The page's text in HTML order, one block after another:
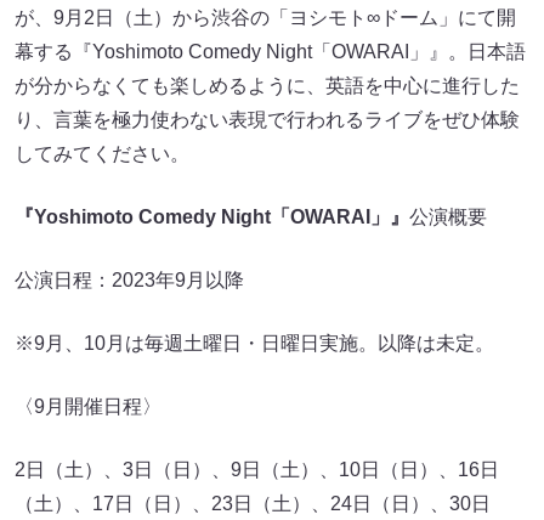
が、9月2日（土）から渋谷の「ヨシモト∞ドーム」にて開
幕する『Yoshimoto Comedy Night「OWARAI」』。日本語
が分からなくても楽しめるように、英語を中心に進行した
り、言葉を極力使わない表現で行われるライブをぜひ体験
してみてください。
『Yoshimoto Comedy Night「OWARAI」』 公演概要
公演日程：2023年9月以降
※9月、10月は毎週土曜日・日曜日実施。以降は未定。
〈9月開催日程〉
2日（土）、3日（日）、9日（土）、10日（日）、16日
（土）、17日（日）、23日（土）、24日（日）、30日